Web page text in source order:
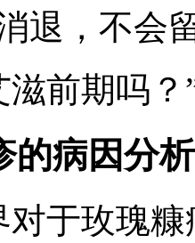
退，不会
前期吗
的病因分析
对于玫瑰